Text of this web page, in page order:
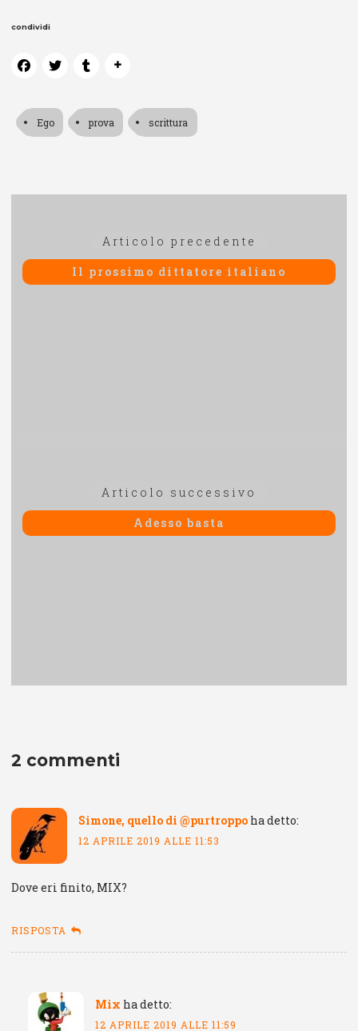
condividi
Ego prova scrittura
Articolo precedente
precedente:
Il prossimo dittatore italiano
Articolo successivo
Adesso basta
2 commenti
Simone, quello di @purtroppo ha detto:
12 APRILE 2019 ALLE 11:53
Dove eri finito, MIX?
RISPOSTA
Mix ha detto:
12 APRILE 2019 ALLE 11:59